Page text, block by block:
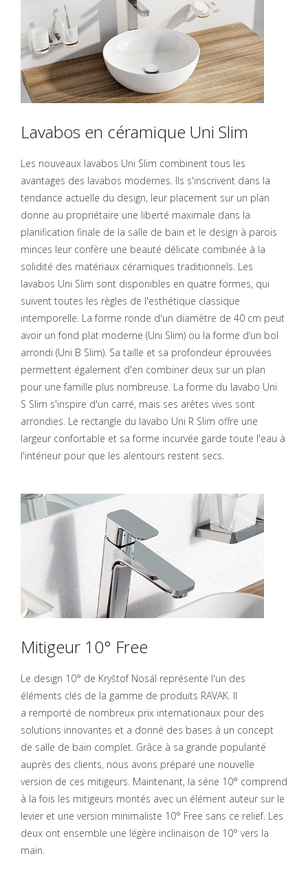
Lavabos en céramique Uni Slim
Les nouveaux lavabos Uni Slim combinent tous les
avantages des lavabos modernes. Ils s'inscrivent dans la
tendance actuelle du design, leur placement sur un plan
donne au propriétaire une liberté maximale dans la
planification finale de la salle de bain et le design à parois
minces leur confère une beauté délicate combinée à la
solidité des matériaux céramiques traditionnels. Les
lavabos Uni Slim sont disponibles en quatre formes, qui
suivent toutes les règles de l'esthétique classique
intemporelle. La forme ronde d'un diamètre de 40 cm peut
avoir un fond plat moderne (Uni Slim) ou la forme d’un bol
arrondi (Uni B Slim). Sa taille et sa profondeur éprouvées
permettent également d'en combiner deux sur un plan
pour une famille plus nombreuse. La forme du lavabo Uni
S Slim s'inspire d'un carré, mais ses arêtes vives sont
arrondies. Le rectangle du lavabo Uni R Slim offre une
largeur confortable et sa forme incurvée garde toute l'eau à
l'intérieur pour que les alentours restent secs.
Mitigeur 10° Free
Le design 10° de Kryštof Nosál représente l'un des
éléments clés de la gamme de produits RAVAK. Il
a remporté de nombreux prix internationaux pour des
solutions innovantes et a donné des bases à un concept
de salle de bain complet. Grâce à sa grande popularité
auprès des clients, nous avons préparé une nouvelle
version de ces mitigeurs. Maintenant, la série 10° comprend
à la fois les mitigeurs montés avec un élément auteur sur le
levier et une version minimaliste 10° Free sans ce relief. Les
deux ont ensemble une légère inclinaison de 10° vers la
main.